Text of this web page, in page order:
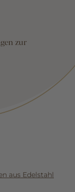
zur
aus Edelstahl